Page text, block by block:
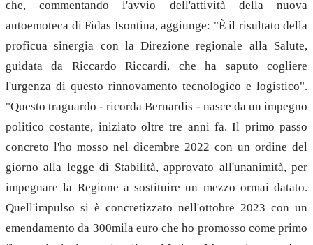
che, commentando l'avvio dell'attività della nuova
autoemoteca di Fidas Isontina, aggiunge: "È il risultato della
proficua sinergia con la Direzione regionale alla Salute,
guidata da Riccardo Riccardi, che ha saputo cogliere
l'urgenza di questo rinnovamento tecnologico e logistico".
"Questo traguardo - ricorda Bernardis - nasce da un impegno
politico costante, iniziato oltre tre anni fa. Il primo passo
concreto l'ho mosso nel dicembre 2022 con un ordine del
giorno alla legge di Stabilità, approvato all'unanimità, per
impegnare la Regione a sostituire un mezzo ormai datato.
Quell'impulso si è concretizzato nell'ottobre 2023 con un
emendamento da 300mila euro che ho promosso come primo